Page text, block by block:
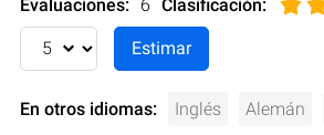
Evaluaciones: 6 Clasificación:
En otros idiomas: Inglés Alemán